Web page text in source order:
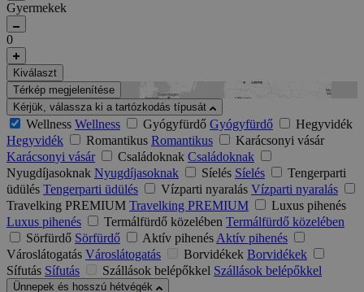
Gyermekek
0
Kiválaszt
Térkép megjelenítése
Kérjük, válassza ki a tartózkodás típusát
Wellness Wellness Gyógyfürdő Gyógyfürdő
Hegyvidék
Hegyvidék
Romantikus Romantikus
Karácsonyi vásár
Karácsonyi vásár
Családoknak Családoknak
Nyugdíjasoknak Nyugdíjasoknak Síelés Síelés
Tengerparti
üdülés Tengerparti üdülés Vízparti nyaralás Vízparti nyaralás
Travelking PREMIUM Travelking PREMIUM
Luxus pihenés
Luxus pihenés
Termálfürdő közelében Termálfürdő közelében
Sörfürdő Sörfürdő Aktív pihenésAktív pihenés
Városlátogatás Városlátogatás Borvidékek Borvidékek
Sífutás Sífutás Szállások belépőkkel Szállások belépőkkel
Ünnepek és hosszú hétvégék